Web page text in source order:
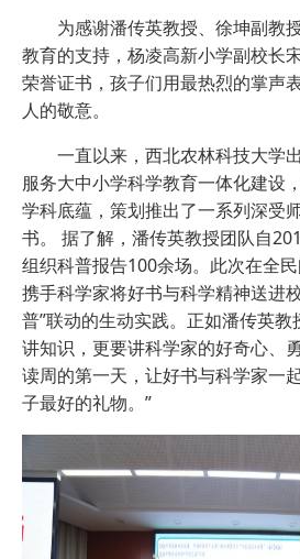
为感谢潘传英教授、徐坤副教
教育的支持，杨凌高新小学副校长
荣誉证书，孩子们用最热烈的掌声
人的敬意。
一直以来，西北农林科技大学
服务大中小学科学教育一体化建设
学科底蕴，策划推出了一系列深受
书。 据了解，潘传英教授团队自
组织科普报告100余场。此次在全
携手科学家将好书与科学精神送进
普”联动的生动实践。正如潘传英教
讲知识，更要讲科学家的好奇心、
读周的第一天，让好书与科学家一
子最好的礼物。”